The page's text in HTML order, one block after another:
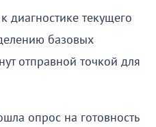
диагностике текущего
базовых
отправной точкой для
опрос на готовность